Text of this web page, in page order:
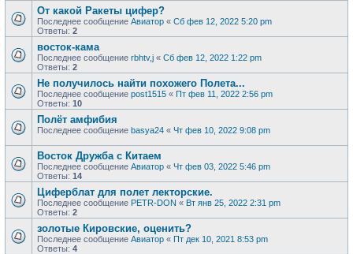
От какой Ракеты цифер?
Последнее сообщение Авиатор « Сб фев 12, 2022 5:20 pm
Ответы: 2
восток-кама
Последнее сообщение rbhtv,j « Сб фев 12, 2022 1:22 pm
Ответы: 2
Не получилось найти похожего Полета...
Последнее сообщение post1515 « Пт фев 11, 2022 2:56 pm
Ответы: 10
Полёт амфибия
Последнее сообщение basya24 « Чт фев 10, 2022 9:08 pm
Восток Дружба с Китаем
Последнее сообщение Авиатор « Чт фев 03, 2022 5:46 pm
Ответы: 14
Циферблат для полет лекторские.
Последнее сообщение PETR-DON « Вт янв 25, 2022 2:31 pm
Ответы: 2
золотые Кировские, оценить?
Последнее сообщение Авиатор « Пт дек 10, 2021 8:53 pm
Ответы: 4